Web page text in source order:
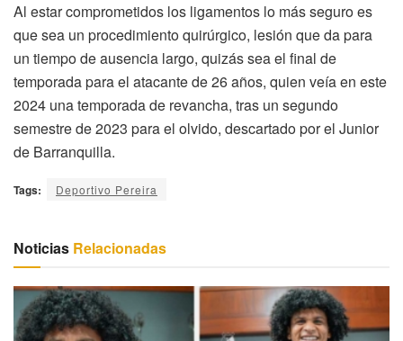
Al estar comprometidos los ligamentos lo más seguro es
que sea un procedimiento quirúrgico, lesión que da para
un tiempo de ausencia largo, quizás sea el final de
temporada para el atacante de 26 años, quien veía en este
2024 una temporada de revancha, tras un segundo
semestre de 2023 para el olvido, descartado por el Junior
de Barranquilla.
Tags: Deportivo Pereira
Noticias Relacionadas